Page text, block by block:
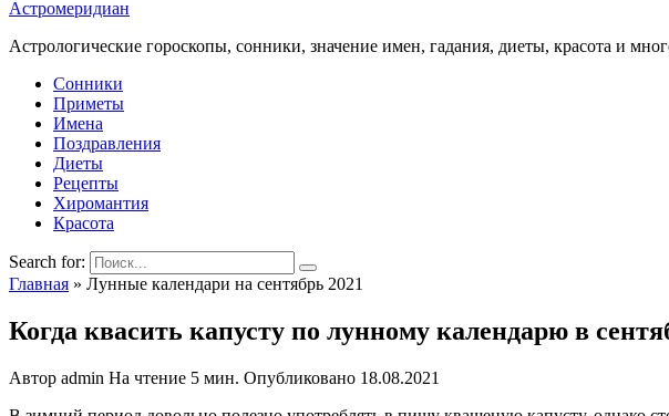
Астромеридиан
Астрологические гороскопы, сонники, значение имен, гадания, диеты, красота и
Сонники
Приметы
Имена
Поздравления
Диеты
Рецепты
Хиромантия
Красота
Search for:
Главная » Лунные календари на сентябрь 2021
Когда квасить капусту по лунному календарю в
Автор admin На чтение 5 мин. Опубликовано 18.08.2021